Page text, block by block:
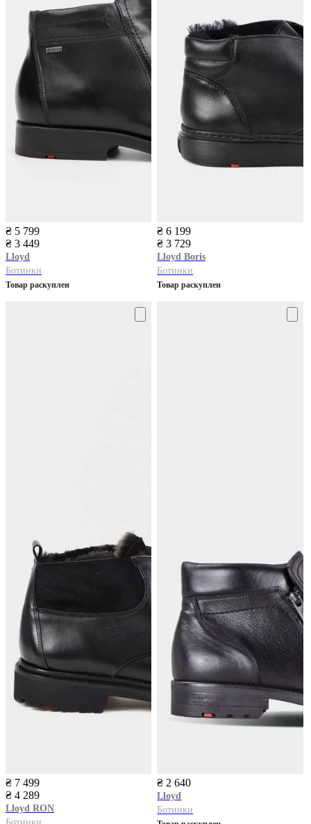
₴ 5 799
₴ 3 449
Lloyd
Ботинки
Товар раскуплен
₴ 6 199
₴ 3 729
Lloyd Boris
Ботинки
Товар раскуплен
₴ 7 499
₴ 4 289
Lloyd RON
₴ 2 640
Lloyd
Ботинки